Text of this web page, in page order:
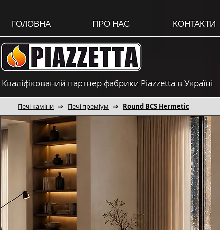
ГОЛОВНА ПРО НАС КОНТАКТИ
Кваліфікований партнер фабрики Piazzetta в Україні
Печі каміни ⇒ Печі преміум ⇒ Round BCS Hermetic